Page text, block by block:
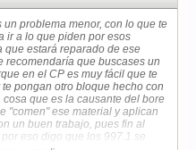
problema menor, con lo que te
ir a lo que piden por esos
que estará reparado de ese
recomendaría que buscases un
en el CP es muy fácil que te
pongan otro bloque hecho con
que es la causante del bore
"comen" ese material y aplican
un buen trabajo, pues fin al
eso digo que los 997.1 se